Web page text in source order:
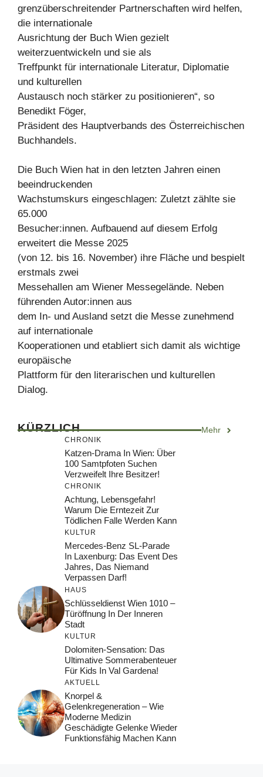
grenzüberschreitender Partnerschaften wird helfen,
die internationale
Ausrichtung der Buch Wien gezielt
weiterzuentwickeln und sie als
Treffpunkt für internationale Literatur, Diplomatie
und kulturellen
Austausch noch stärker zu positionieren“, so
Benedikt Föger,
Präsident des Hauptverbands des Österreichischen
Buchhandels.
Die Buch Wien hat in den letzten Jahren einen
beeindruckenden
Wachstumskurs eingeschlagen: Zuletzt zählte sie
65.000
Besucher:innen. Aufbauend auf diesem Erfolg
erweitert die Messe 2025
(von 12. bis 16. November) ihre Fläche und bespielt
erstmals zwei
Messehallen am Wiener Messegelände. Neben
führenden Autor:innen aus
dem In- und Ausland setzt die Messe zunehmend
auf internationale
Kooperationen und etabliert sich damit als wichtige
europäische
Plattform für den literarischen und kulturellen
Dialog.
KÜRZLICH Mehr
CHRONIK
Katzen-Drama In Wien: Über
100 Samtpfoten Suchen
Verzweifelt Ihre Besitzer!
CHRONIK
Achtung, Lebensgefahr!
Warum Die Erntezeit Zur
Tödlichen Falle Werden Kann
KULTUR
Mercedes-Benz SL-Parade
In Laxenburg: Das Event Des
Jahres, Das Niemand
Verpassen Darf!
HAUS
Schlüsseldienst Wien 1010 –
Türöffnung In Der Inneren
Stadt
KULTUR
Dolomiten-Sensation: Das
Ultimative Sommerabenteuer
Für Kids In Val Gardena!
AKTUELL
Knorpel &
Gelenkregeneration – Wie
Moderne Medizin
Geschädigte Gelenke Wieder
Funktionsfähig Machen Kann